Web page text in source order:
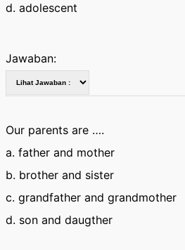
d. adolescent
Jawaban:
Our parents are ….
a. father and mother
b. brother and sister
c. grandfather and grandmother
d. son and daugther